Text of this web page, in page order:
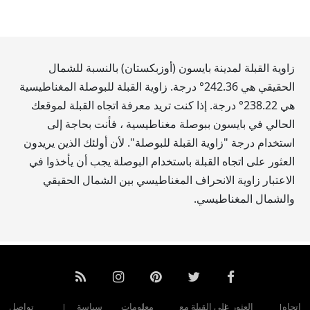
زاوية القبلة لمدينة بايسون (أوزبكستان) بالنسبة للشمال
الحقيقي هي242.36° درجة. زاوية القبلة للبوصلة المغناطيسية
هي238.22° درجة. إذا كنت تريد معرفة اتجاه القبلة لموقعك
الحالي في بايسون ببوصلة مغناطيسية ، فأنت بحاجة إلى
استخدام درجة "زاوية القبلة للبوصلة". لأن أولئك الذين يريدون
العثور على اتجاه القبلة باستخدام البوصلة يجب أن يأخذوا في
الاعتبار زاوية الانحراف المغناطيسي بين الشمال الحقيقي
والشمال المغناطيسي.
اتجاه العثور على القبلة مع معلومات سياسة تواصل